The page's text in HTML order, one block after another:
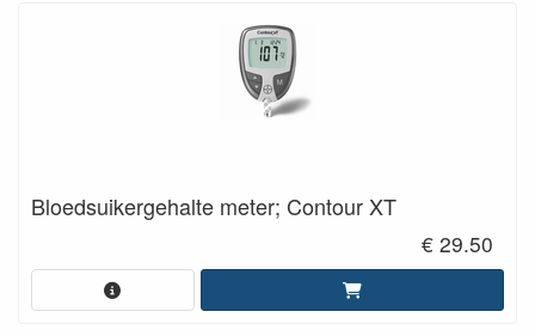
Bloedsuikergehalte meter; Contour XT
€ 29.50